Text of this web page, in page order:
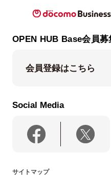
OPEN HUB Base会員募
会員登録はこちら
Social Media
サイトマップ